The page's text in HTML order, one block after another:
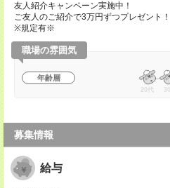
友人紹介キャンペーン実施中！
ご友人のご紹介で3万円ずつプレゼント！
※規定有※
職場の雰囲気
年齢層
20代 30
募集情報
給与